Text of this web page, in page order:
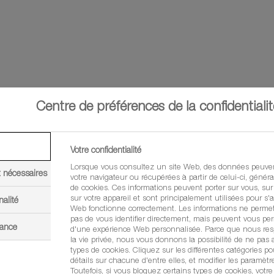
essentielle au
Centre de préférences de la
nécessaires
Votre confidentialité
Lorsque vous consultez un site Web, des données
votre navigateur ou récupérées à partir de celui-ci,
de cookies. Ces informations peuvent porter sur vous,
sur votre appareil et sont principalement utilisées pour
Web fonctionne correctement. Les informations ne
pas de vous identifier directement, mais peuvent vous
d'une expérience Web personnalisée. Parce que nous
la vie privée, nous vous donnons la possibilité de ne pas
types de cookies. Cliquez sur les différentes catégories
détails sur chacune d'entre elles, et modifier les
Toutefois, si vous bloquez certains types de cookies,